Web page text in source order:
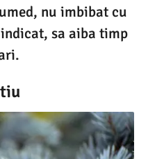
nu imbibat cu
sa aiba timp